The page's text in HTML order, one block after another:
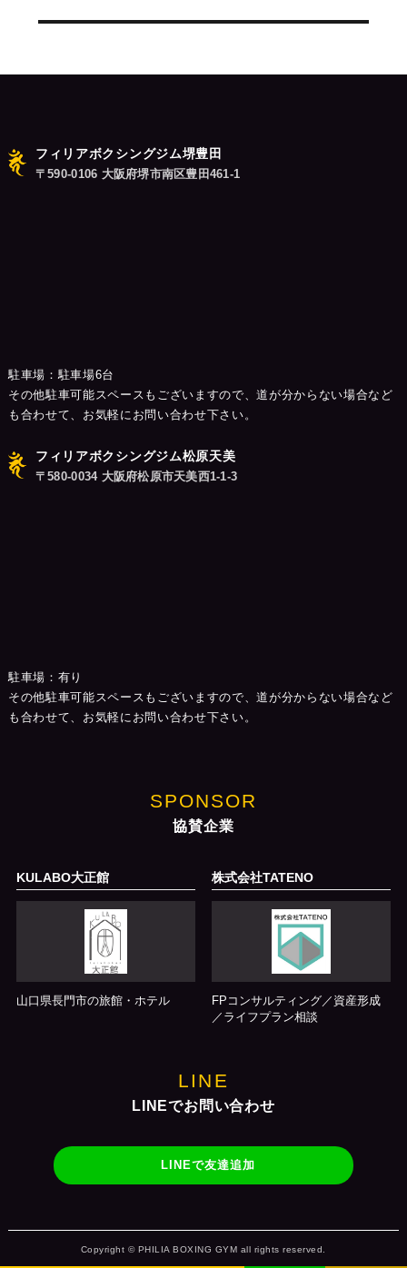
ョ
フィリアボクシングジム堺豊田
〒590-0106 大阪府堺市南区豊田461-1
駐車場：駐車場6台
その他駐車可能スペースもございますので、道が分からない場合など
も合わせて、お気軽にお問い合わせ下さい。
フィリアボクシングジム松原天美
〒580-0034 大阪府松原市天美西1-1-3
駐車場：有り
その他駐車可能スペースもございますので、道が分からない場合など
も合わせて、お気軽にお問い合わせ下さい。
SPONSOR
協賛企業
KULABO大正館
山口県長門市の旅館・ホテル
株式会社TATENO
FPコンサルティング／資産形成
／ライフプラン相談
LINE
LINEでお問い合わせ
LINEで友達追加
Copyright © PHILIA BOXING GYM all rights reserved.